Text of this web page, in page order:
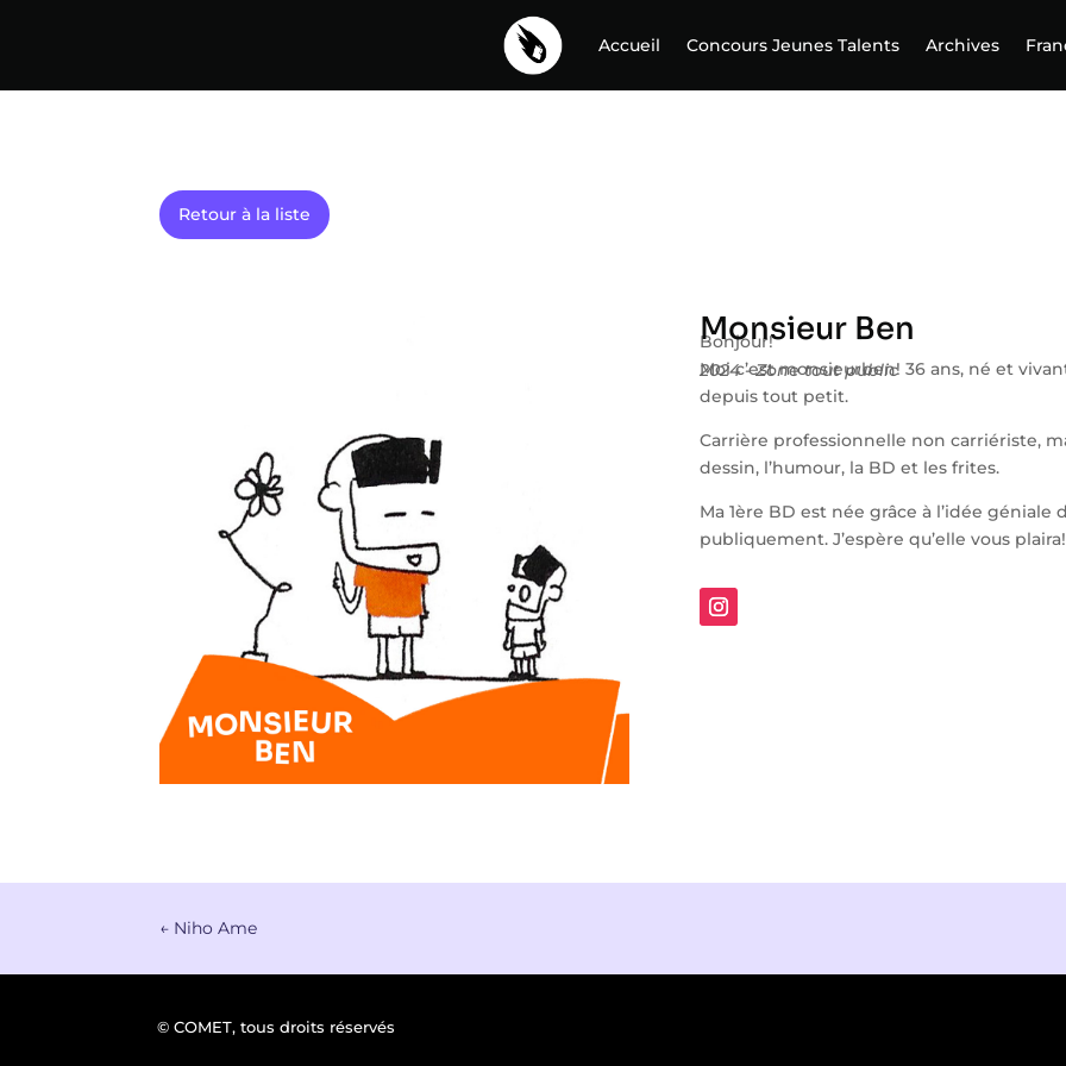
Accueil Concours Jeunes Talents Archives
Retour à la liste
Monsieur Ben
2024 - Zone tout public
Bonjour!
Moi c’est monsieurben! 36 ans, né et
depuis tout petit.
Carrière professionnelle non carriériste,
dessin, l’humour, la BD et les frites.
Ma 1ère BD est née grâce à l’idée
publiquement. J’espère qu’elle vous plaira!
← Niho Ame
© COMET, tous droits réservés